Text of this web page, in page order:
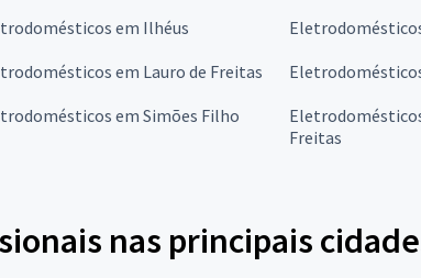
em Ilhéus
em Lauro de Freitas
em Simões Filho
Freitas
nas principais